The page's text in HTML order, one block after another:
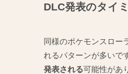
DLC発表のタイ
同様のポケモンスロー
れるパターンが多いで
発表される可能性があ